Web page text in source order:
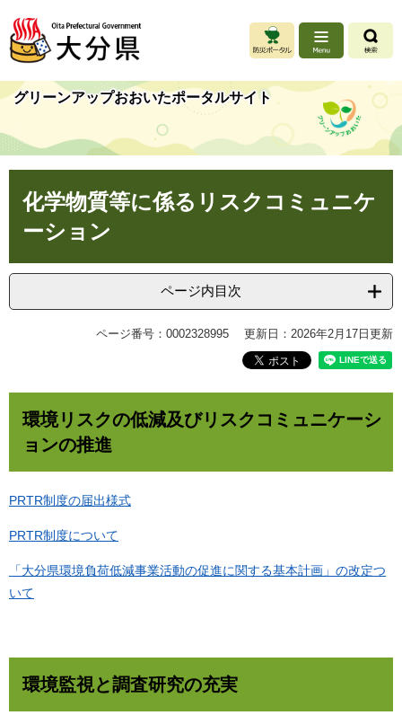
ジ
先
頭
す
。
ュ
を
飛
し
て
グリーンアップおおいたポータルサイト
化学物質等に係るリスクコミュニケ
ーション
ページ内目次
ページ番号：0002328995 更新日：2026年2月17日更新
環境リスクの低減及びリスクコミュニケーシ
ョンの推進
PRTR制度の届出様式
PRTR制度について
「大分県環境負荷低減事業活動の促進に関する基本計画」の改定つ
いて
環境監視と調査研究の充実